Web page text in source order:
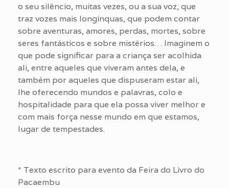
o seu silêncio, muitas vezes, ou a sua voz, que
traz vozes mais longínquas, que podem contar
sobre aventuras, amores, perdas, mortes, sobre
seres fantásticos e sobre mistérios… Imaginem o
que pode significar para a criança ser acolhida
ali, entre aqueles que viveram antes dela, e
também por aqueles que dispuseram estar ali,
lhe oferecendo mundos e palavras, colo e
hospitalidade para que ela possa viver melhor e
com mais força nesse mundo em que estamos,
lugar de tempestades.
* Texto escrito para evento da Feira do Livro do
Pacaembu